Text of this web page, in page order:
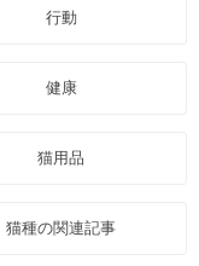
行動
健康
猫用品
猫種の関連記事